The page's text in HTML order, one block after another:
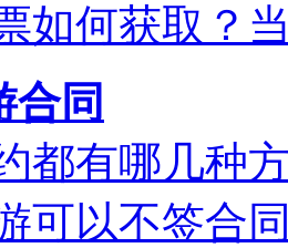
如何获取？
合同
都有哪几种
可以不签合